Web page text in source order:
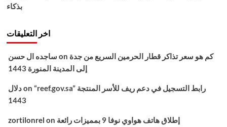
بذكاء
اخر التعليقات
ساجده ال حسن on كم هو سعر تذاكر قطار الحرمين السريع من جدة
إلى المدينة المنورة 1443
دلالon “reef.gov.sa” رابط التسجيل في دعم ريف للأسر المنتجة
1443
zortilonrel on إطلاق هاتف هواوي نوفا 9 بمميزات رائعة